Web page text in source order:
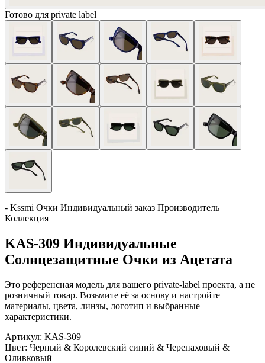
Готово для private label
- Kssmi Очки Индивидуальный заказ Производитель
Коллекция
KAS-309 Индивидуальные
Солнцезащитные Очки из Ацетата
Это референсная модель для вашего private-label проекта, а не
розничный товар. Возьмите её за основу и настройте
материалы, цвета, линзы, логотип и выбранные
характеристики.
Артикул: KAS-309
Цвет: Черный & Королевский синий & Черепаховый &
Оливковый